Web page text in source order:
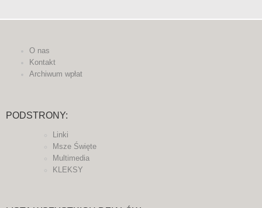
O nas
Kontakt
Archiwum wpłat
PODSTRONY:
Linki
Msze Święte
Multimedia
KLEKSY